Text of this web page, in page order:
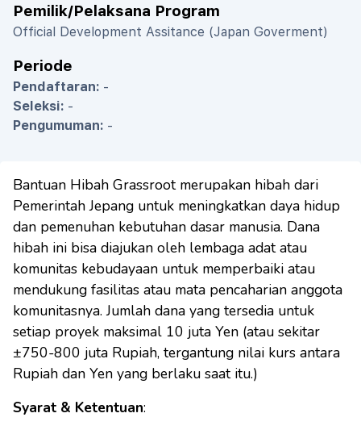
Pemilik/Pelaksana Program
Official Development Assitance (Japan Goverment)
Periode
Pendaftaran: -
Seleksi: -
Pengumuman: -
Bantuan Hibah Grassroot merupakan hibah dari
Pemerintah Jepang untuk meningkatkan daya hidup
dan pemenuhan kebutuhan dasar manusia. Dana
hibah ini bisa diajukan oleh lembaga adat atau
komunitas kebudayaan untuk memperbaiki atau
mendukung fasilitas atau mata pencaharian anggota
komunitasnya. Jumlah dana yang tersedia untuk
setiap proyek maksimal 10 juta Yen (atau sekitar
±750-800 juta Rupiah, tergantung nilai kurs antara
Rupiah dan Yen yang berlaku saat itu.)
Syarat & Ketentuan: